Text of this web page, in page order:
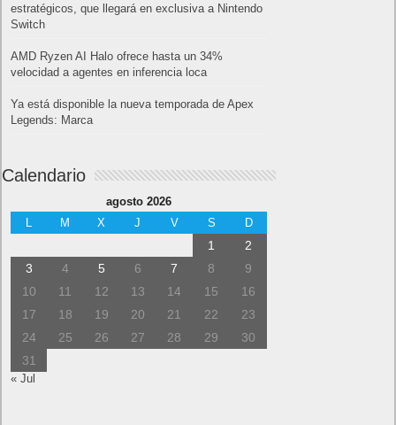
estratégicos, que llegará en exclusiva a Nintendo
Switch
AMD Ryzen AI Halo ofrece hasta un 34%
velocidad a agentes en inferencia loca
Ya está disponible la nueva temporada de Apex
Legends: Marca
Calendario
agosto 2026
L
M X J V S D
1
2
3
4 5 6 7 8
9
10
11 12 13 14 15
16
17
18 19 20 21 22
23
24
25 26 27 28 29
30
31
« Jul